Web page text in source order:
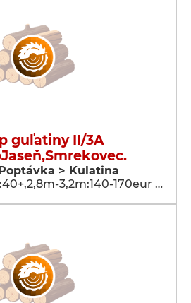
guľatiny II/3A
> Kulatina
3,2m:140-170eur …